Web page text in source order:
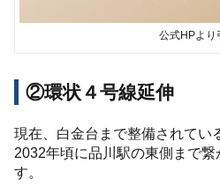
公式HPより
②環状４号線延伸
現在、白金台まで整備されてい
2032年頃に品川駅の東側まで繋
す。